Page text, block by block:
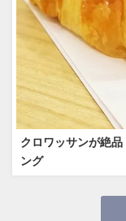
クロワッサンが絶
ング